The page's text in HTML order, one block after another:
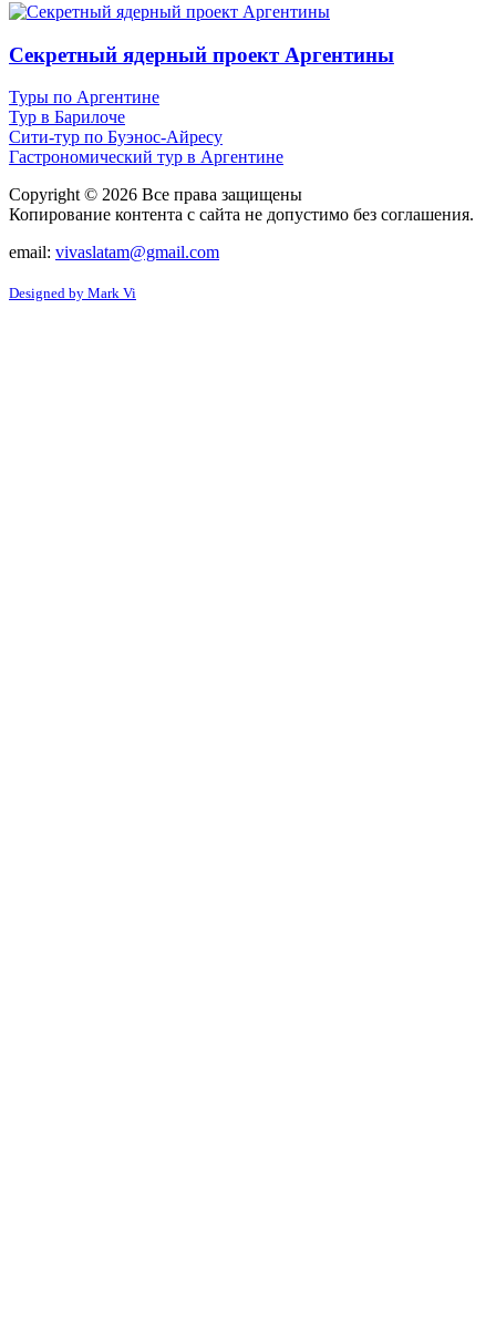
Секретный ядерный проект Аргентины
Туры по Аргентине
Тур в Барилоче
Сити-тур по Буэнос-Айресу
Гастрономический тур в Аргентине
Copyright © 2026 Все права защищены
Копирование контента с сайта не допустимо без соглашения.
email: vivaslatam@gmail.com
Designed by Mark Vi